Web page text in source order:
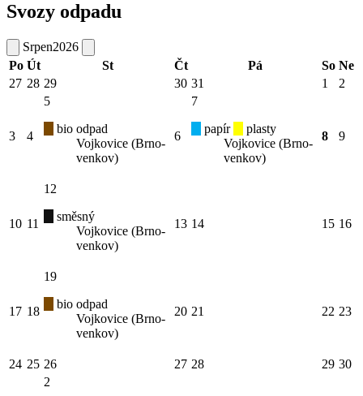
Svozy odpadu
Srpen2026
Po Út St Čt Pá So Ne
27 28 29 30 31 1 2
3 4
5
bio odpad
Vojkovice (Brno-
venkov)
6
7
papír
plasty
Vojkovice (Brno-
venkov)
8 9
10 11
12
směsný
Vojkovice (Brno-
venkov)
13 14 15 16
17 18
19
bio odpad
Vojkovice (Brno-
venkov)
20 21 22 23
24 25 26 27 28 29 30
2